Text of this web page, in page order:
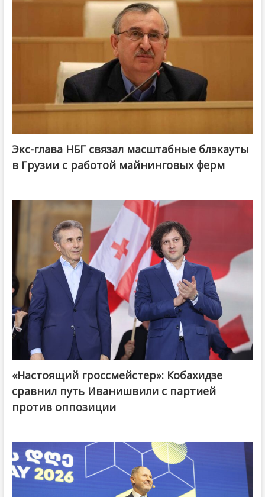
Экс-глава НБГ связал масштабные блэкауты
в Грузии с работой майнинговых ферм
@ქართული ოცნება / Georgian Dream
«Настоящий гроссмейстер»: Кобахидзе
сравнил путь Иванишвили с партией
против оппозиции